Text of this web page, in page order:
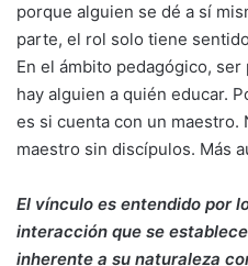
porque alguien se dé a sí
parte, el rol solo tiene
En el ámbito pedagógico,
hay alguien a quién educar.
es si cuenta con un maestro.
maestro sin discípulos. Más
El vínculo es entendido por
interacción que se
inherente a su naturaleza